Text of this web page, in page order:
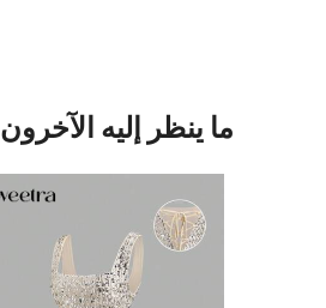
ما ينظر إليه الآخرون